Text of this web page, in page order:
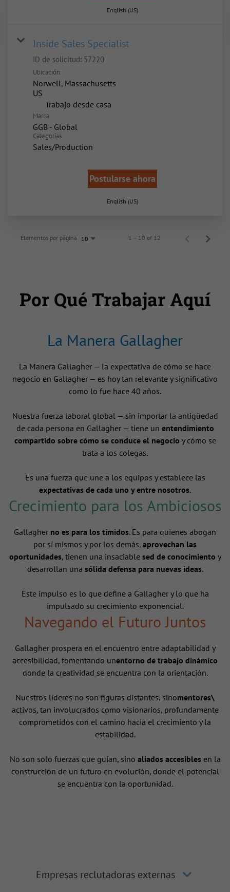
English (US)
Inside Sales Specialist
ID de solicitud: 57220
Ubicación
Norwell, Massachusetts
inicio
Trabajo desde casa
Marca
GGB - Global
Categorías
Sales/Production
Postularse ahora
English (US)
Elementos por página 10 1 – 10 of 12
Por Qué Trabajar Aquí
La Manera Gallagher
La Manera Gallagher — la expectativa de cómo se hace
negocio en Gallagher — es hoy tan relevante y significativo
como lo fue hace 40 años.
Nuestra fuerza laboral global — sin importar la antigüedad
de cada persona en Gallagher — tiene un entendimiento
compartido sobre cómo se conduce el negocio y cómo se
trata a los colegas.
Es una fuerza que une a los equipos y establece las
expectativas de cada uno y entre nosotros.
Crecimiento para los Ambiciosos
Gallagher no es para los tímidos. Es para quienes abogan
por sí mismos y por los demás, aprovechan las
oportunidades, tienen una insaciable sed de conocimiento y
desarrollan una sólida defensa para nuevas ideas.
Este impulso es lo que define a Gallagher y lo que ha
impulsado su crecimiento exponencial.
Navegando el Futuro Juntos
Gallagher prospera en el encuentro entre adaptabilidad y
accesibilidad, fomentando unentorno de trabajo dinámico
donde la creatividad se encuentra con la orientación.
Nuestros líderes no son figuras distantes, sinomentores\
activos, tan involucrados como visionarios, profundamente
comprometidos con el camino hacia el crecimiento y la
estabilidad.
No son solo fuerzas que guían, sino aliados accesiblesen la
construcción de un futuro en evolución, donde el potencial
se encuentra con la oportunidad.
Empresas reclutadoras externas